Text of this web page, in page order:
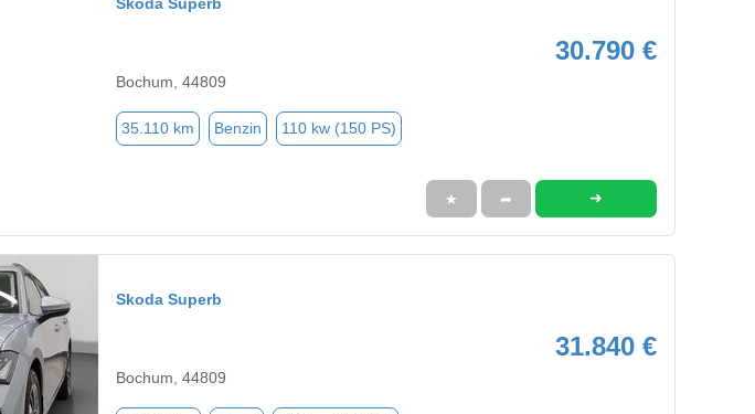
30.790 €
Bochum, 44809
35.110 km Benzin 110 kw (150 PS)
★ ➦ ➜
Skoda Superb
31.840 €
Bochum, 44809